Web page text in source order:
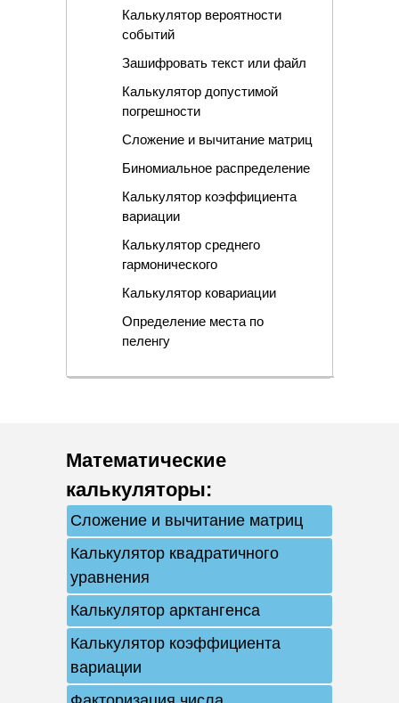
Калькулятор вероятности
событий
Зашифровать текст или файл
Калькулятор допустимой
погрешности
Сложение и вычитание матриц
Биномиальное распределение
Калькулятор коэффициента
вариации
Калькулятор среднего
гармонического
Калькулятор ковариации
Определение места по
пеленгу
Математические
калькуляторы:
Сложение и вычитание матриц
Калькулятор квадратичного
уравнения
Калькулятор арктангенса
Калькулятор коэффициента
вариации